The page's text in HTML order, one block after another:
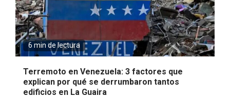
6 min de lectura
Terremoto en Venezuela: 3 factores que
explican por qué se derrumbaron tantos
edificios en La Guaira